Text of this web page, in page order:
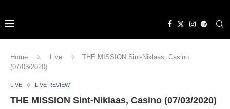
Home Live
THE MISSION Sint-Niklaas, Casino
(07/03/2020)
LIVE LIVE REVIEW
THE MISSION Sint-Niklaas, Casino (07/03/2020)